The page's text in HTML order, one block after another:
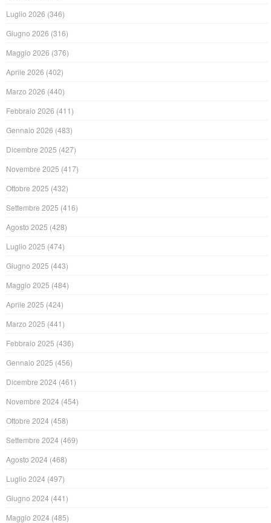
Luglio 2026 (346)
Giugno 2026 (316)
Maggio 2026 (376)
Aprile 2026 (402)
Marzo 2026 (440)
Febbraio 2026 (411)
Gennaio 2026 (483)
Dicembre 2025 (427)
Novembre 2025 (417)
Ottobre 2025 (432)
Settembre 2025 (416)
Agosto 2025 (428)
Luglio 2025 (474)
Giugno 2025 (443)
Maggio 2025 (484)
Aprile 2025 (424)
Marzo 2025 (441)
Febbraio 2025 (436)
Gennaio 2025 (456)
Dicembre 2024 (461)
Novembre 2024 (454)
Ottobre 2024 (458)
Settembre 2024 (469)
Agosto 2024 (468)
Luglio 2024 (497)
Giugno 2024 (441)
Maggio 2024 (485)